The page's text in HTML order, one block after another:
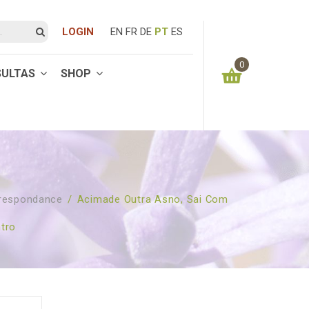
LOGIN EN FR DE PT ES
SHOP
0
0.00
/ Acimade Outra Asno, Sai Com